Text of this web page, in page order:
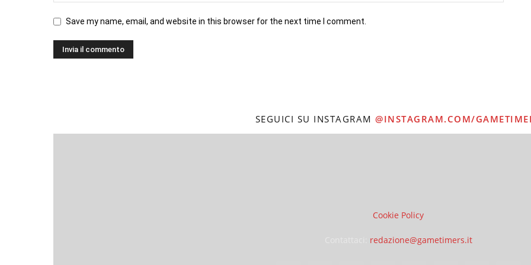
Save my name, email, and website in this browser for the next time I comment.
SEGUICI SU INSTAGRAM @INSTAGRAM.COM/
Cookie Policy
redazione@gametimers.it